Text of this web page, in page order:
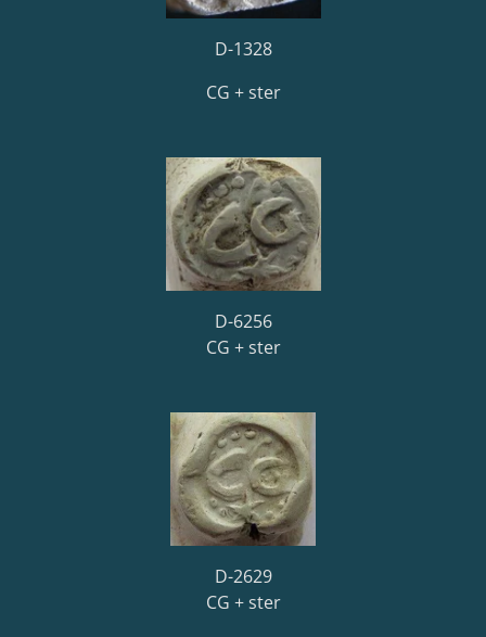
D-1328
CG + ster
D-6256
CG + ster
D-2629
CG + ster